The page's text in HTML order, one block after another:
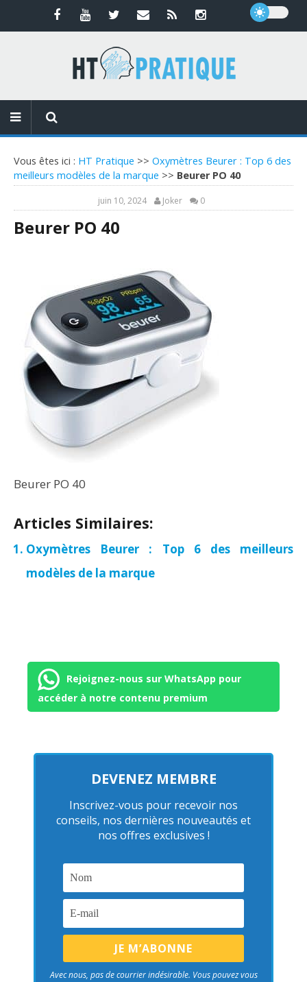
Vous êtes ici : HT Pratique >> Oxymètres Beurer : Top 6 des
meilleurs modèles de la marque >> Beurer PO 40
juin 10, 2024 Joker 0
Beurer PO 40
Beurer PO 40
Articles Similaires:
Oxymètres Beurer : Top 6 des meilleurs
modèles de la marque
Rejoignez-nous sur WhatsApp pour
accéder à notre contenu premium
DEVENEZ MEMBRE
Inscrivez-vous pour recevoir nos
conseils, nos dernières nouveautés et
nos offres exclusives !
Avec nous, pas de courrier indésirable. Vous pouvez vous